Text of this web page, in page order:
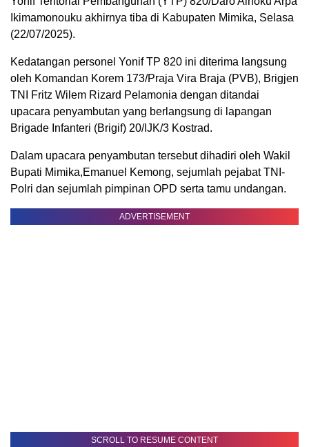
Ikimamonouku akhirnya tiba di Kabupaten Mimika, Selasa
(22/07/2025).
Kedatangan personel Yonif TP 820 ini diterima langsung
oleh Komandan Korem 173/Praja Vira Braja (PVB), Brigjen
TNI Fritz Wilem Rizard Pelamonia dengan ditandai
upacara penyambutan yang berlangsung di lapangan
Brigade Infanteri (Brigif) 20/IJK/3 Kostrad.
Dalam upacara penyambutan tersebut dihadiri oleh Wakil
Bupati Mimika,Emanuel Kemong, sejumlah pejabat TNI-
Polri dan sejumlah pimpinan OPD serta tamu undangan.
ADVERTISEMENT
SCROLL TO RESUME CONTENT